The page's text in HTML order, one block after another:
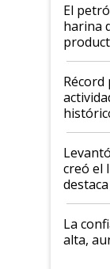
El
harina
el agro
diez
récord
Récord
creó el
plata a
Juan
que de
La
alta,